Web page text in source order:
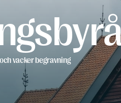
vacker begravning